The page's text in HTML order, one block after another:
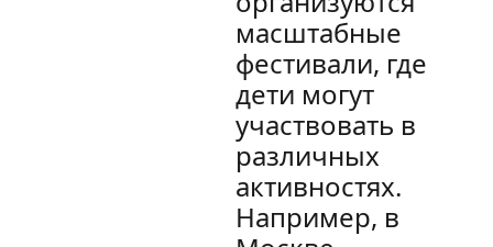
масштабные
фестивали, где
дети могут
участвовать в
различных
активностях.
Например, в